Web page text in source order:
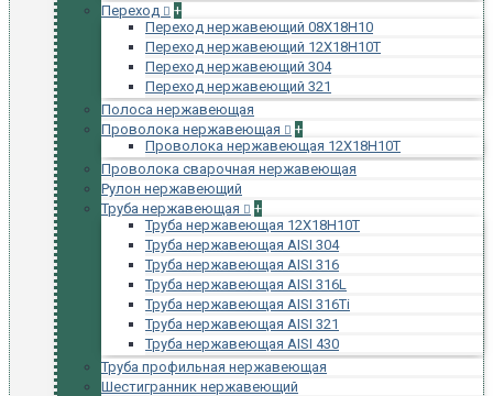
Переход
+
Переход нержавеющий 08Х18Н10
Переход нержавеющий 12Х18Н10Т
Переход нержавеющий 304
Переход нержавеющий 321
Полоса нержавеющая
Проволока нержавеющая
+
Проволока нержавеющая 12Х18Н10Т
Проволока сварочная нержавеющая
Рулон нержавеющий
Труба нержавеющая
+
Труба нержавеющая 12Х18Н10Т
Труба нержавеющая AISI 304
Труба нержавеющая AISI 316
Труба нержавеющая AISI 316L
Труба нержавеющая AISI 316Ti
Труба нержавеющая AISI 321
Труба нержавеющая AISI 430
Труба профильная нержавеющая
Шестигранник нержавеющий